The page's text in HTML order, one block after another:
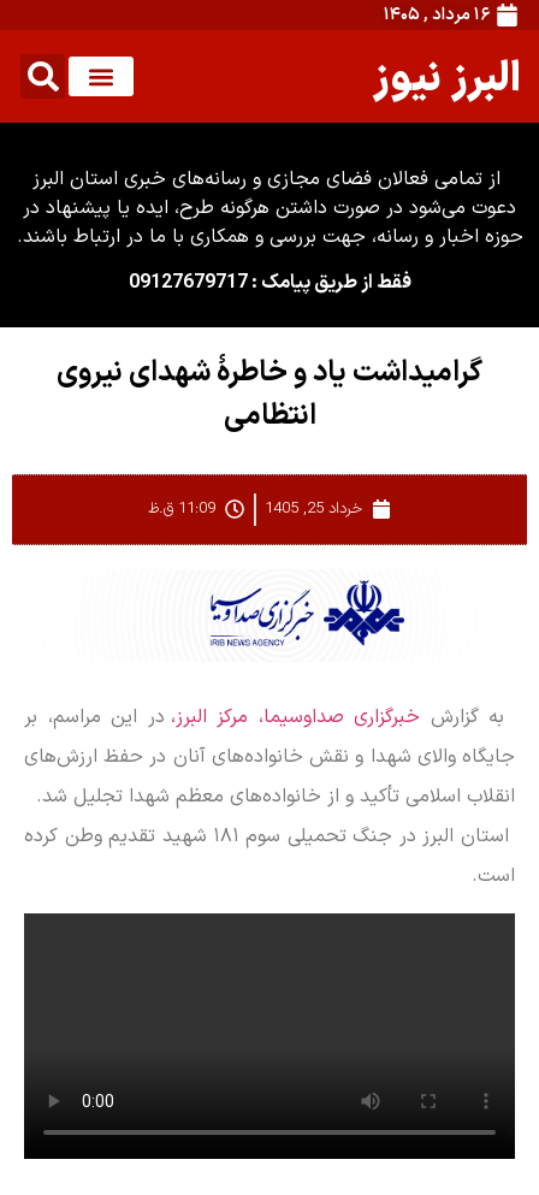
۱۶ مرداد , ۱۴۰۵
البرز نیوز
از تمامی فعالان فضای مجازی و رسانه‌های خبری استان البرز
دعوت می‌شود در صورت داشتن هرگونه طرح، ایده یا پیشنهاد در
حوزه اخبار و رسانه، جهت بررسی و همکاری با ما در ارتباط باشند.
فقط از طریق پیامک : 09127679717
گرامیداشت یاد و خاطرۀ شهدای نیروی
انتظامی
خرداد 25, 1405 11:09 ق.ظ
به گزارش خبرگزاری صداوسیما، مرکز البرز، در این مراسم، بر
جایگاه والای شهدا و نقش خانواده‌های آنان در حفظ ارزش‌های
انقلاب اسلامی تأکید و از خانواده‌های معظم شهدا تجلیل شد.
استان البرز در جنگ تحمیلی سوم ۱۸۱ شهید تقدیم وطن کرده
است.